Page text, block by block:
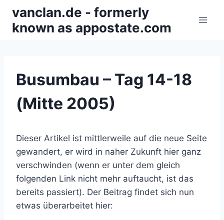
Inhalt
springen
vanclan.de - formerly
known as appostate.com
Busumbau – Tag 14-18
(Mitte 2005)
Dieser Artikel ist mittlerweile auf die neue Seite
gewandert, er wird in naher Zukunft hier ganz
verschwinden (wenn er unter dem gleich
folgenden Link nicht mehr auftaucht, ist das
bereits passiert). Der Beitrag findet sich nun
etwas überarbeitet hier: